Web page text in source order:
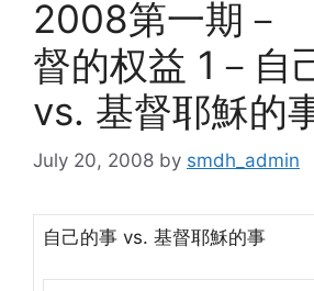
2008第一期－
督的权益 1－自
vs. 基督耶穌的
July 20, 2008 by smdh_admin
自己的事 vs. 基督耶穌的事